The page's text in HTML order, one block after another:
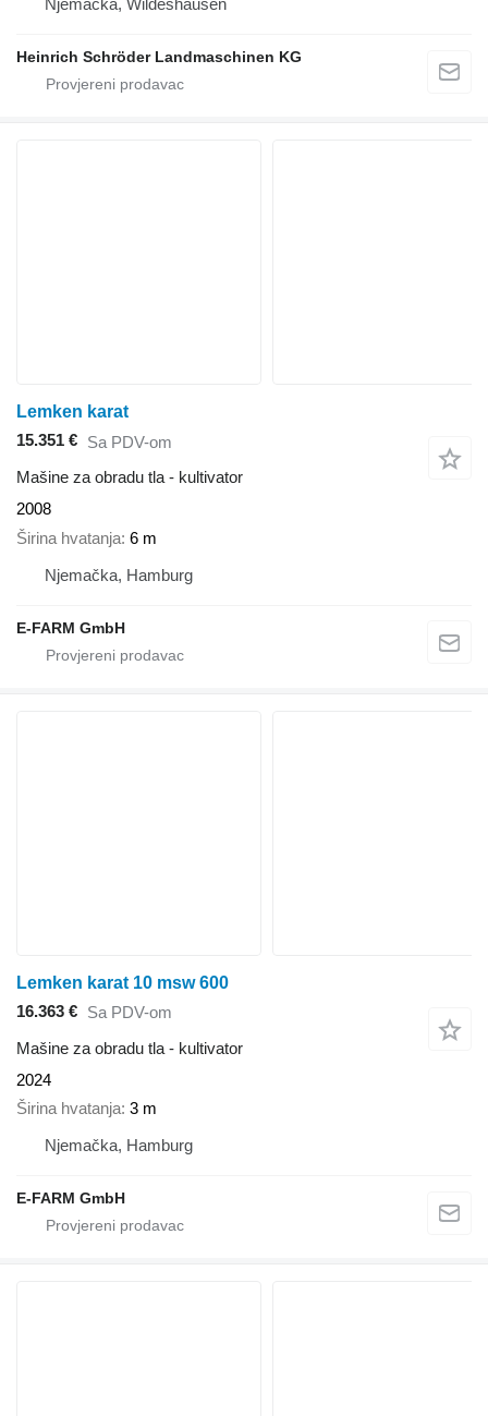
Njemačka, Wildeshausen
Heinrich Schröder Landmaschinen KG
Lemken karat
15.351 € Sa PDV-om
Mašine za obradu tla - kultivator
2008
Širina hvatanja 6 m
Njemačka, Hamburg
E-FARM GmbH
Lemken karat 10 msw 600
16.363 € Sa PDV-om
Mašine za obradu tla - kultivator
2024
Širina hvatanja 3 m
Njemačka, Hamburg
E-FARM GmbH